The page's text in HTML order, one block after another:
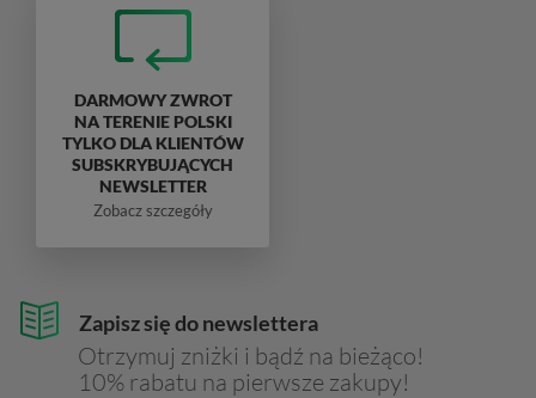
Zapisz się do newslettera
Otrzymuj zniżki i bądź na bieżąco!
10% rabatu na pierwsze zakupy!
DARMOWY ZWROT
NA TERENIE POLSKI
TYLKO DLA KLIENTÓW
SUBSKRYBUJĄCYCH
NEWSLETTER
Zobacz szczegóły